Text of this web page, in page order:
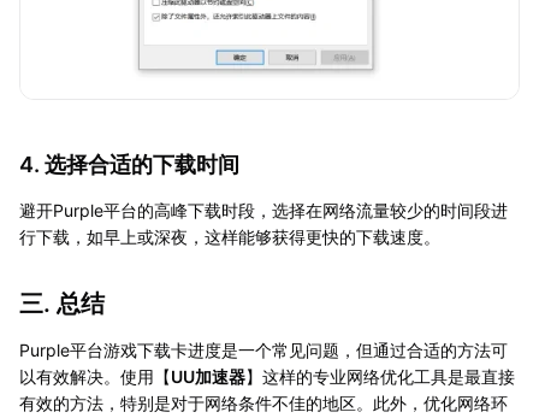
4. 选择合适的下载时间
避开Purple平台的高峰下载时段，选择在网络流量较少的时间段进
行下载，如早上或深夜，这样能够获得更快的下载速度。
三. 总结
Purple平台游戏下载卡进度是一个常见问题，但通过合适的方法可
以有效解决。使用【UU加速器】这样的专业网络优化工具是最直接
有效的方法，特别是对于网络条件不佳的地区。此外，优化网络环